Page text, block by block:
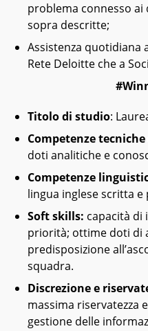
problema connesso
sopra descritte;
Assistenza quotidiana
Rete Deloitte che a
Titolo di studio:
Competenze
doti analitiche e
Competenze
lingua inglese scritta e
Soft skills: capacità di
priorità; ottime doti di
predisposizione
squadra.
Discrezione e
massima riservatezza
gestione delle